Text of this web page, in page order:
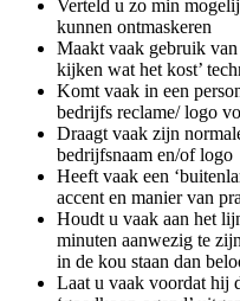
Verteld u zo min
kunnen ontmaskeren
Maakt vaak gebruik
kijken wat het kost’
Komt vaak in een
bedrijfs reclame/ logo
Draagt vaak zijn
bedrijfsnaam en/of logo
Heeft vaak een
accent en manier van
Houdt u vaak aan het
minuten aanwezig te
in de kou staan dan
Laat u vaak voordat hij